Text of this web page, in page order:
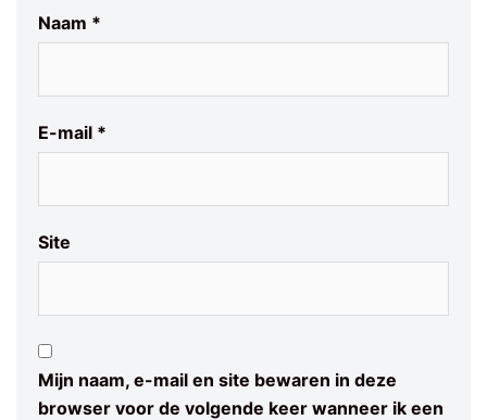
Naam *
E-mail *
Site
Mijn naam, e-mail en site bewaren in deze
browser voor de volgende keer wanneer ik een